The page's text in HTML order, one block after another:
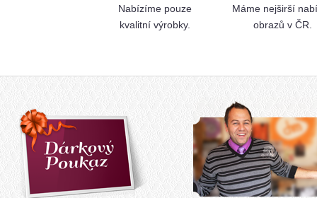
Nabízíme pouze
kvalitní výrobky.
Máme nejširší
obrazů v ČR.